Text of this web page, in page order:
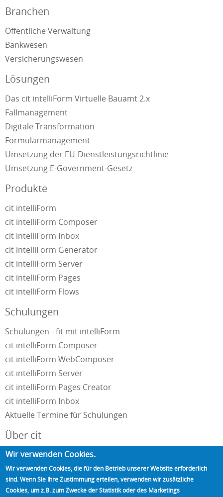
Branchen
Öffentliche Verwaltung
Bankwesen
Versicherungswesen
Lösungen
Das cit intelliForm Virtuelle Bauamt 2.x
Fallmanagement
Digitale Transformation
Formularmanagement
Umsetzung der EU-Dienstleistungsrichtlinie
Umsetzung E-Government-Gesetz
Produkte
cit intelliForm
cit intelliForm Composer
cit intelliForm Inbox
cit intelliForm Generator
cit intelliForm Server
cit intelliForm Pages
cit intelliForm Flows
Schulungen
Schulungen - fit mit intelliForm
cit intelliForm Composer
cit intelliForm WebComposer
cit intelliForm Server
cit intelliForm Pages Creator
cit intelliForm Inbox
Aktuelle Termine für Schulungen
Über cit
Unternehmensportrait
Impressum und Datenschutzerklärung
Kontakt
Wir verwenden Cookies.
Wir verwenden Cookies, die für den Betrieb unserer Website erforderlich
sind. Wenn Sie Ihre Zustimmung erteilen, verwenden wir zusätzliche
Cookies, um z.B. zum Zwecke der Statistik oder des Marketings